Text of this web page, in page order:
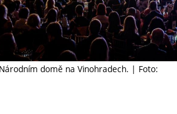
domě na Vinohradech. | Foto: